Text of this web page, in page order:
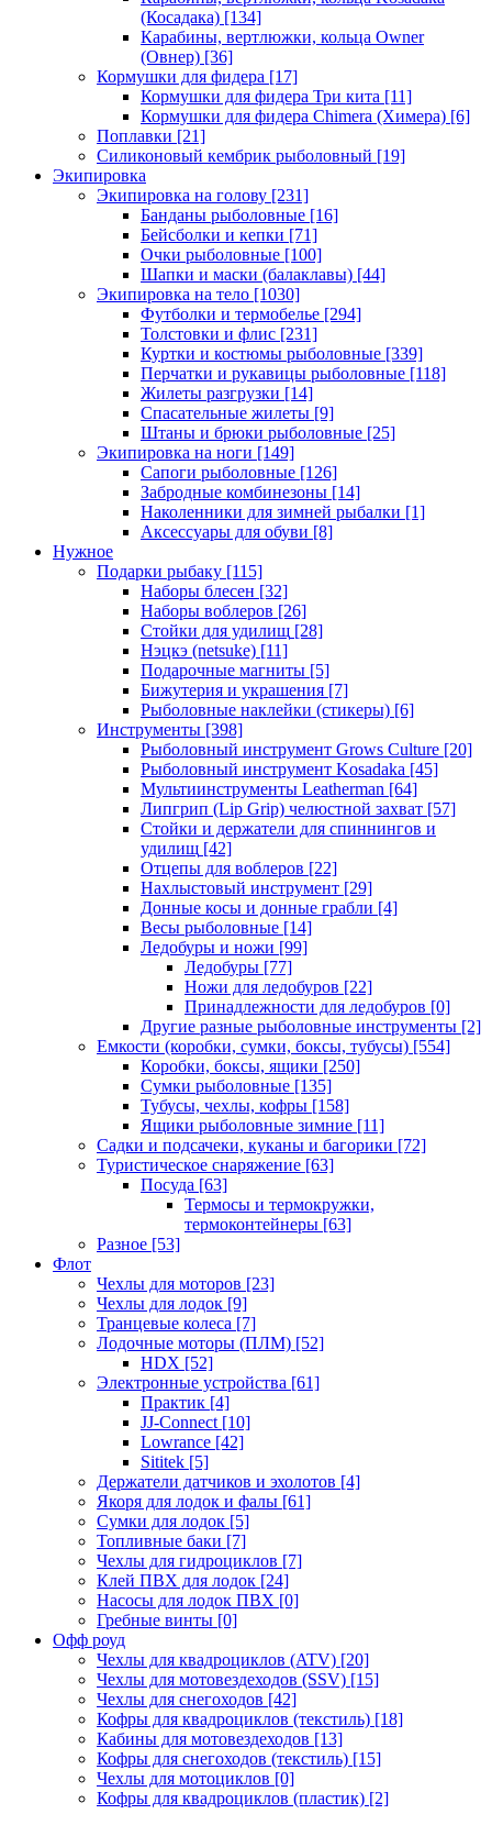
(Косадака) [134]
Карабины, вертлюжки, кольца Owner
(Овнер) [36]
Кормушки для фидера [17]
Кормушки для фидера Три кита [11]
Кормушки для фидера Chimera (Химера) [6]
Поплавки [21]
Силиконовый кембрик рыболовный [19]
Экипировка
Экипировка на голову [231]
Банданы рыболовные [16]
Бейсболки и кепки [71]
Очки рыболовные [100]
Шапки и маски (балаклавы) [44]
Экипировка на тело [1030]
Футболки и термобелье [294]
Толстовки и флис [231]
Куртки и костюмы рыболовные [339]
Перчатки и рукавицы рыболовные [118]
Жилеты разгрузки [14]
Спасательные жилеты [9]
Штаны и брюки рыболовные [25]
Экипировка на ноги [149]
Сапоги рыболовные [126]
Забродные комбинезоны [14]
Наколенники для зимней рыбалки [1]
Аксессуары для обуви [8]
Нужное
Подарки рыбаку [115]
Наборы блесен [32]
Наборы воблеров [26]
Стойки для удилищ [28]
Нэцкэ (netsuke) [11]
Подарочные магниты [5]
Бижутерия и украшения [7]
Рыболовные наклейки (стикеры) [6]
Инструменты [398]
Рыболовный инструмент Grows Culture [20]
Рыболовный инструмент Kosadaka [45]
Мультиинструменты Leatherman [64]
Липгрип (Lip Grip) челюстной захват [57]
Стойки и держатели для спиннингов и
удилищ [42]
Отцепы для воблеров [22]
Нахлыстовый инструмент [29]
Донные косы и донные грабли [4]
Весы рыболовные [14]
Ледобуры и ножи [99]
Ледобуры [77]
Ножи для ледобуров [22]
Принадлежности для ледобуров [0]
Другие разные рыболовные инструменты [2]
Емкости (коробки, сумки, боксы, тубусы) [554]
Коробки, боксы, ящики [250]
Сумки рыболовные [135]
Тубусы, чехлы, кофры [158]
Ящики рыболовные зимние [11]
Садки и подсачеки, куканы и багорики [72]
Туристическое снаряжение [63]
Посуда [63]
Термосы и термокружки,
термоконтейнеры [63]
Разное [53]
Флот
Чехлы для моторов [23]
Чехлы для лодок [9]
Транцевые колеса [7]
Лодочные моторы (ПЛМ) [52]
HDX [52]
Электронные устройства [61]
Практик [4]
JJ-Connect [10]
Lowrance [42]
Sititek [5]
Держатели датчиков и эхолотов [4]
Якоря для лодок и фалы [61]
Сумки для лодок [5]
Топливные баки [7]
Чехлы для гидроциклов [7]
Клей ПВХ для лодок [24]
Насосы для лодок ПВХ [0]
Гребные винты [0]
Офф роуд
Чехлы для квадроциклов (ATV) [20]
Чехлы для мотовездеходов (SSV) [15]
Чехлы для снегоходов [42]
Кофры для квадроциклов (текстиль) [18]
Кабины для мотовездеходов [13]
Кофры для снегоходов (текстиль) [15]
Чехлы для мотоциклов [0]
Кофры для квадроциклов (пластик) [2]